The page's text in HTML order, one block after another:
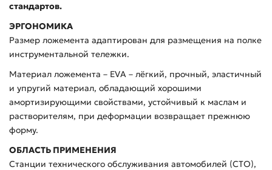
стандартов.
ЭРГОНОМИКА
Размер ложемента адаптирован для размещения на полке
инструментальной тележки.
Материал ложемента – EVA – лёгкий, прочный, эластичный
и упругий материал, обладающий хорошими
амортизирующими свойствами, устойчивый к маслам и
растворителям, при деформации возвращает прежнюю
форму.
ОБЛАСТЬ ПРИМЕНЕНИЯ
Станции технического обслуживания автомобилей (СТО),